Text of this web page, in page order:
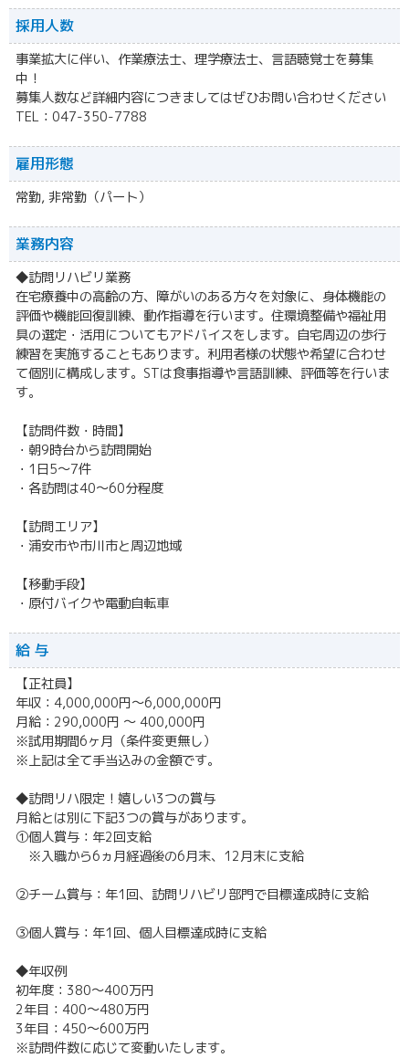
採用人数
事業拡大に伴い、作業療法士、理学療法士、言語聴覚士を募集
中！
募集人数など詳細内容につきましてはぜひお問い合わせください
TEL：047-350-7788
雇用形態
常勤, 非常勤（パート）
業務内容
◆訪問リハビリ業務
在宅療養中の高齢の方、障がいのある方々を対象に、身体機能の
評価や機能回復訓練、動作指導を行います。住環境整備や福祉用
具の選定・活用についてもアドバイスをします。自宅周辺の歩行
練習を実施することもあります。利用者様の状態や希望に合わせ
て個別に構成します。STは食事指導や言語訓練、評価等を行いま
す。
【訪問件数・時間】
・朝9時台から訪問開始
・1日5～7件
・各訪問は40～60分程度
【訪問エリア】
・浦安市や市川市と周辺地域
【移動手段】
・原付バイクや電動自転車
給 与
【正社員】
年収：4,000,000円～6,000,000円
月給：290,000円 〜 400,000円
※試用期間6ヶ月（条件変更無し）
※上記は全て手当込みの金額です。
◆訪問リハ限定！嬉しい3つの賞与
月給とは別に下記3つの賞与があります。
①個人賞与：年2回支給
※入職から6ヵ月経過後の6月末、12月末に支給
②チーム賞与：年1回、訪問リハビリ部門で目標達成時に支給
③個人賞与：年1回、個人目標達成時に支給
◆年収例
初年度：380～400万円
2年目：400～480万円
3年目：450～600万円
※訪問件数に応じて変動いたします。